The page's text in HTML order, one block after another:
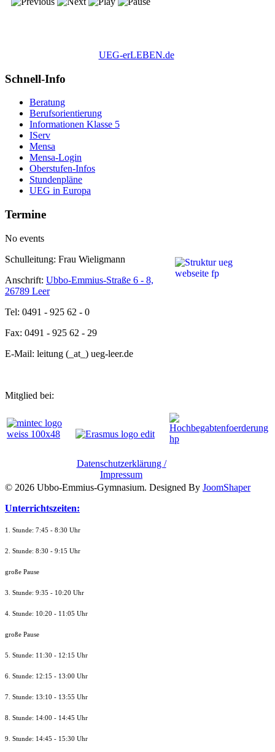
UEG-erLEBEN.de
Schnell-Info
Beratung
Berufsorientierung
Informationen Klasse 5
IServ
Mensa
Mensa-Login
Oberstufen-Infos
Stundenpläne
UEG in Europa
Termine
No events
Schulleitung: Frau Wieligmann
Anschrift: Ubbo-Emmius-Straße 6 - 8,
26789 Leer
Tel: 0491 - 925 62 - 0
Fax: 0491 - 925 62 - 29
E-Mail: leitung (_at_) ueg-leer.de
Mitglied bei:
Datenschutzerklärung /
Impressum
© 2026 Ubbo-Emmius-Gymnasium. Designed By JoomShaper
Unterrichtszeiten:
1. Stunde: 7:45 - 8:30 Uhr
2. Stunde: 8:30 - 9:15 Uhr
große Pause
3. Stunde: 9:35 - 10:20 Uhr
4. Stunde: 10:20 - 11:05 Uhr
große Pause
5. Stunde: 11:30 - 12:15 Uhr
6. Stunde: 12:15 - 13:00 Uhr
7. Stunde: 13:10 - 13:55 Uhr
8. Stunde: 14:00 - 14:45 Uhr
9. Stunde: 14:45 - 15:30 Uhr